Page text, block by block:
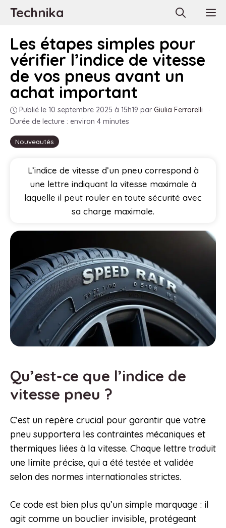
AllerTechnika
Nouveautés
Les étapes simples pour
vérifier l’indice de vitesse
de vos pneus avant un
achat important
Publié le 10 septembre 2025 à 15h19 par Giulia Ferrarelli
·
Durée de lecture : environ 4 minutes
L’indice de vitesse d’un pneu correspond à
une lettre indiquant la vitesse maximale à
laquelle il peut rouler en toute sécurité avec
sa charge maximale.
Qu’est-ce que l’indice de
vitesse pneu ?
C’est un repère crucial pour garantir que votre
pneu supportera les contraintes mécaniques et
thermiques liées à la vitesse. Chaque lettre traduit
une limite précise, qui a été testée et validée
selon des normes internationales strictes.
Ce code est bien plus qu’un simple marquage : il
agit comme un bouclier invisible, protégeant